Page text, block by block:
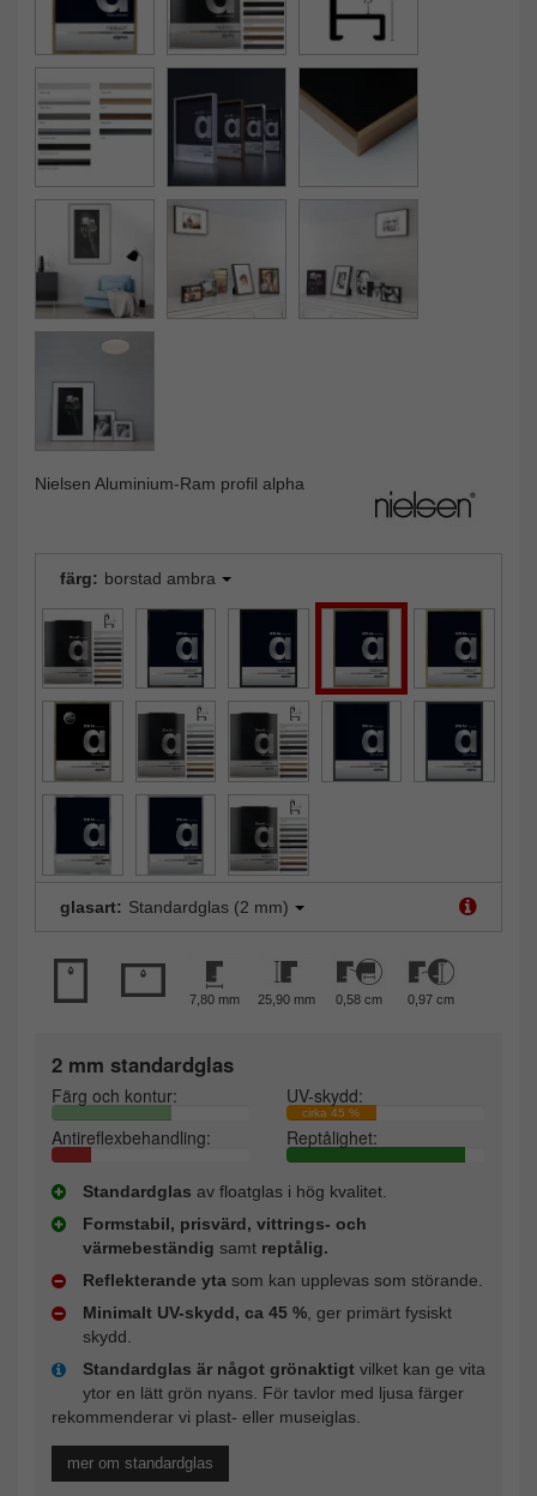
Nielsen Aluminium-Ram profil alpha
färg: borstad ambra
glasart: Standardglas (2 mm)
7,80 mm 25,90 mm 0,58 cm 0,97 cm
2 mm standardglas
Färg och kontur: UV-skydd:
cirka 45 %
Antireflexbehandling: Reptålighet:
Standardglas av floatglas i hög kvalitet.
Formstabil, prisvärd, vittrings- och
värmebeständig samt reptålig.
Reflekterande yta som kan upplevas som störande.
Minimalt UV-skydd, ca 45 % , ger primärt fysiskt
skydd.
Standardglas är något grönaktigt vilket kan ge vita
ytor en lätt grön nyans. För tavlor med ljusa färger
rekommenderar vi plast- eller museiglas.
mer om standardglas